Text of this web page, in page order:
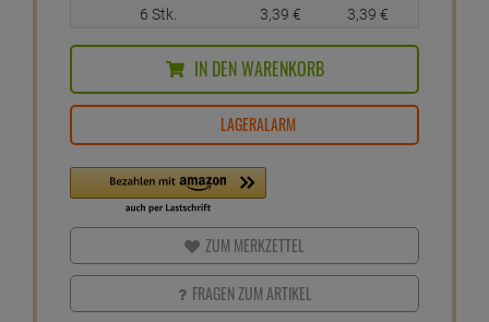
6 Stk.
3,39 € 3,39 €
IN DEN WARENKORB
LAGERALARM
ZUM MERKZETTEL
FRAGEN ZUM ARTIKEL